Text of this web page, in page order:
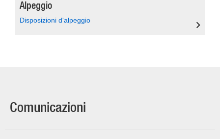
Alpeggio
Disposizioni d'alpeggio
Comunicazioni